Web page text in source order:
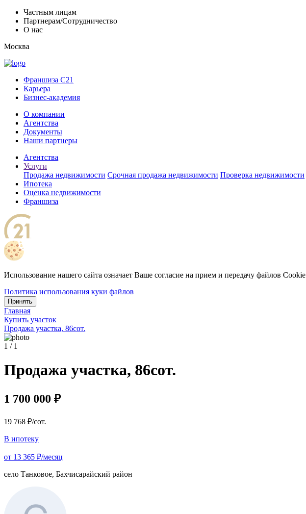
Частным лицам
Партнерам/Сотрудничество
О нас
Москва
Франшиза C21
Карьера
Бизнес-академия
О компании
Агентства
Документы
Наши партнеры
Агентства
Услуги
Продажа недвижимости Срочная продажа недвижимости Проверка недвижимости
Ипотека
Оценка недвижимости
Франшиза
Использование нашего сайта означает Ваше согласие на прием и передачу файлов Cookie
Политика использования куки файлов
Принять
Главная
Купить участок
Продажа участка, 86сот.
1 / 1
Продажа участка, 86сот.
1 700 000 ₽
19 768 ₽/сот.
В ипотеку
от 13 365 ₽/месяц
село Танковое, Бахчисарайский район